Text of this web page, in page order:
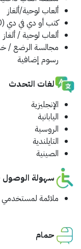
ألعاب لوحية/ألغاز
كتب أو دي في دي (DVD) أو موسيقى للأطفال
ألعاب لوحية / ألغاز
مجالسة الرضع /
رسوم إضافية
لغات التحدث
الإنجليزية
اليابانية
الروسية
التايلندية
الصينية
سهولة الوصول
ملائمة لمستخدمي
حمام